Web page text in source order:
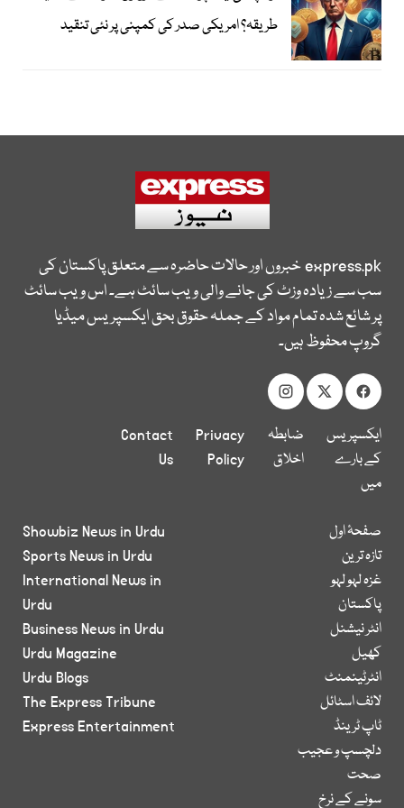
طریقہ؟ امریکی صدر کی کمپنی پر نئی تنقید
express.pkخبروں اور حالات حاضرہ سے متعلق پاکستان کی
سب سے زیادہ وزٹ کی جانے والی ویب سائٹ ہے۔ اس ویب سائٹ
پر شائع شدہ تمام مواد کے جملہ حقوق بحق ایکسپریس میڈیا
گروپ محفوظ ہیں۔
ایکسپریس
کے بارے
میں
ضابطہ
اخلاق
Privacy
Policy
Contact
Us
صفحۂ اول
تازہ ترین
غزہ لہو لہو
پاکستان
انٹر نیشنل
کھیل
انٹرٹینمنٹ
لائف اسٹائل
ٹاپ ٹرینڈ
دلچسپ و عجیب
صحت
سونے کے نرخ
Showbiz News in Urdu
Sports News in Urdu
International News in
Urdu
Business News in Urdu
Urdu Magazine
Urdu Blogs
The Express Tribune
Express Entertainment